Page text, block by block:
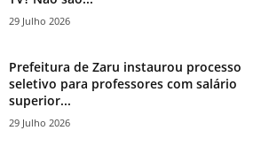
29 Julho 2026
Prefeitura de Zaru instaurou processo
seletivo para professores com salário
superior...
29 Julho 2026